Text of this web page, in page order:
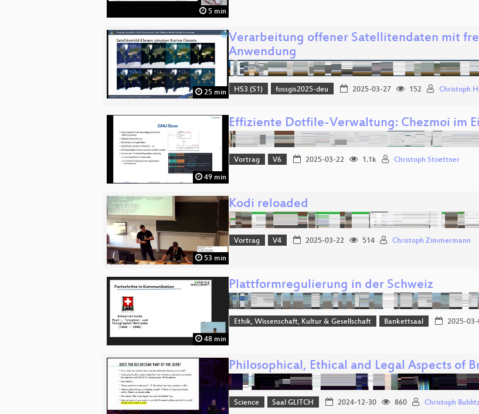
5 min
25 min
Verarbeitung offener Satellitendaten mit
Anwendung
HS3 (S1) fossgis2025-deu 2025-03-27 152 Christoph
49 min
Effiziente Dotfile-Verwaltung: Chezmoi im
Vortrag V6 2025-03-22 1.1k Christoph Stoettner
53 min
Kodi reloaded
Vortrag V4 2025-03-22 514 Christoph Zimmermann
48 min
Plattformregulierung in der Schweiz
Ethik, Wissenschaft, Kultur & Gesellschaft Bankettsaal 2025-03-
Philosophical, Ethical and Legal Aspects of
Science Saal GLITCH 2024-12-30 860 Christoph